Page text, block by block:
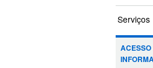
Serviços